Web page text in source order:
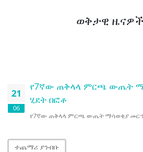
ወቅታዊ ዜናዎች
21
06
የ7ኛው ጠቅላላ ምርጫ ውጤት
ሂደት በፎቶ
የ7ኛው ጠቅላላ ምርጫ ውጤት ማሳወቂያ
ተጨማሪ ያንብቡ